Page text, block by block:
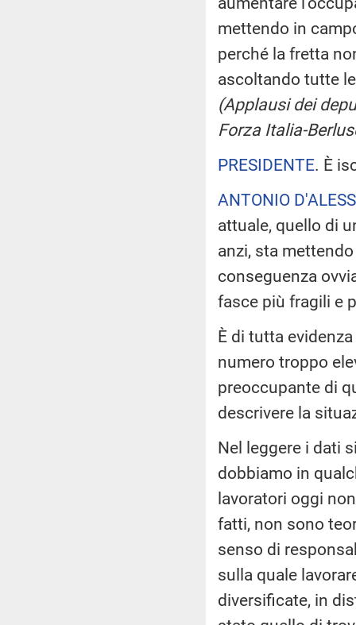
mettendo in
perché la fretta
ascoltando tutte
(Applausi dei
Forza Italia-
PRESIDENTE. È
ANTONIO
attuale, quello di
anzi, sta
conseguenza
fasce più fragili e
È di tutta
numero troppo
preoccupante di
descrivere la
Nel leggere i dati
dobbiamo in
lavoratori oggi
fatti, non sono
senso di
sulla quale
diversificate, in